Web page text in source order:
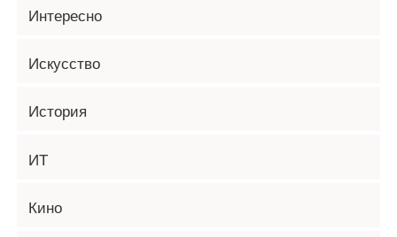
Интересно
Искусство
История
ИТ
Кино